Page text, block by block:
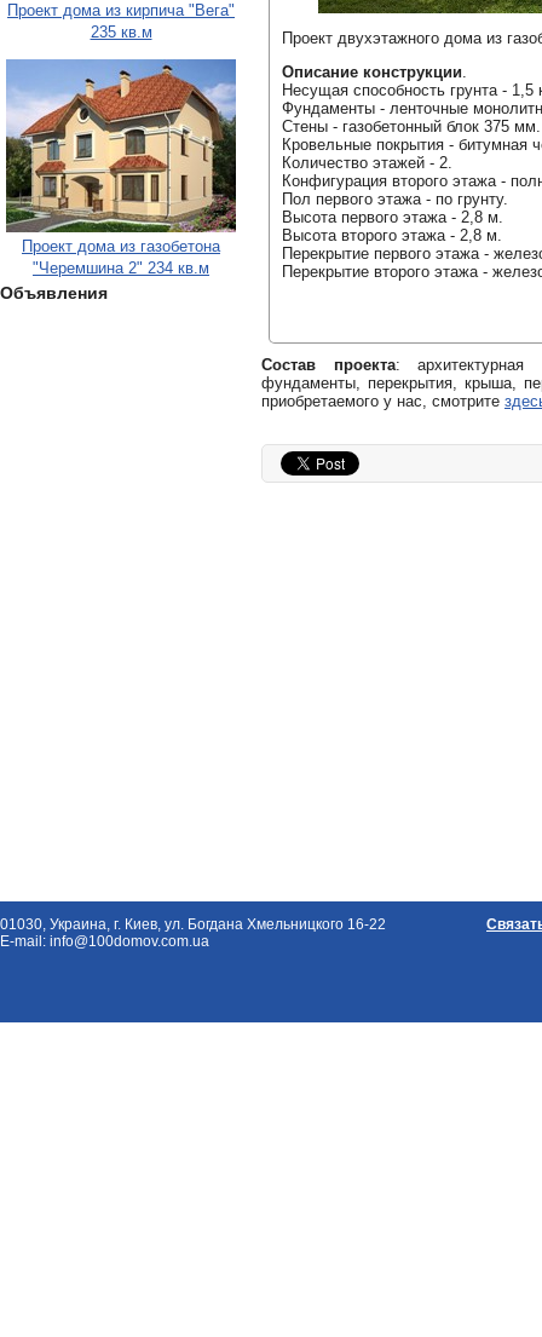
Проект дома из кирпича "Вега"
235 кв.м
Проект дома из газобетона
"Черемшина 2" 234 кв.м
Объявления
Проект двухэтажного дома из
Описание конструкции.
Несущая способность грунта - 1,5
Фундаменты - ленточные
Стены - газобетонный блок 375 мм.
Кровельные покрытия - битумная
Количество этажей - 2.
Конфигурация второго этажа -
Пол первого этажа - по грунту.
Высота первого этажа - 2,8 м.
Высота второго этажа - 2,8 м.
Перекрытие первого этажа -
Перекрытие второго этажа -
Состав проекта:
фундаменты, перекрытия, крыша,
приобретаемого у нас, смотрите
01030, Украина, г. Киев, ул. Богдана Хмельницкого 16-22
E-mail: info@100domov.com.ua